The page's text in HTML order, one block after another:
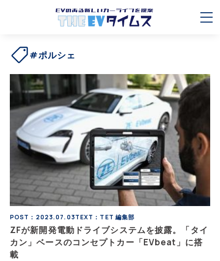
#ポルシェ
POST：2023.07.03TEXT：TET 編集部
ZFが新開発電動ドライブシステムを披露。「タイ
カン」ベースのコンセプトカー「EVbeat」に搭
載